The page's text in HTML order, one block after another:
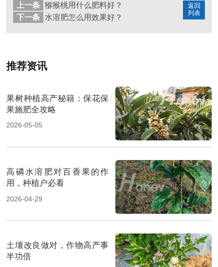
返回
列表
上一条
猕猴桃用什么肥料好？
下一条
水溶肥怎么用效果好？
推荐资讯
果树种植高产秘籍：保花保
果施肥全攻略
2026-05-05
高磷水溶肥对百香果的作
用，种植户必看
2026-04-29
土壤改良做对，作物高产事
半功倍